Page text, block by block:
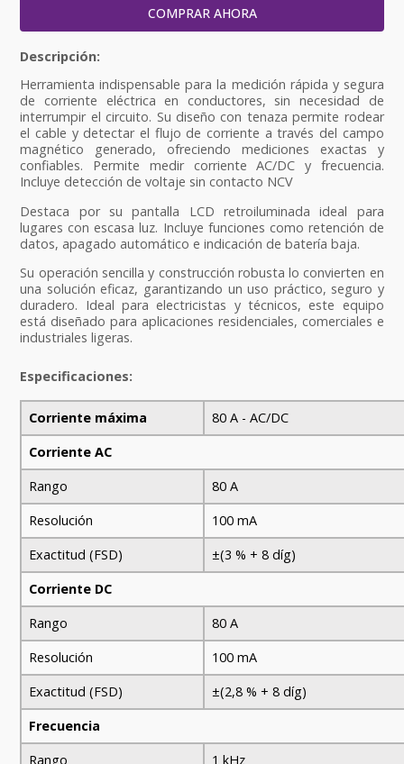
COMPRAR AHORA
Herramienta indispensable para la medición rápida y segura
de corriente eléctrica en conductores, sin necesidad de
interrumpir el circuito. Su diseño con tenaza permite rodear
el cable y detectar el flujo de corriente a través del campo
magnético generado, ofreciendo mediciones exactas y
confiables. Permite medir corriente AC/DC y frecuencia.
Incluye detección de voltaje sin contacto NCV
Destaca por su pantalla LCD retroiluminada ideal para
lugares con escasa luz. Incluye funciones como retención de
datos, apagado automático e indicación de batería baja.
Su operación sencilla y construcción robusta lo convierten en
una solución eficaz, garantizando un uso práctico, seguro y
duradero. Ideal para electricistas y técnicos, este equipo
está diseñado para aplicaciones residenciales, comerciales e
industriales ligeras.
Especificaciones:
Corriente máxima
80 A - AC/DC
Corriente AC
Rango
80 A
Resolución
100 mA
Exactitud (FSD)
±(3 % + 8 díg)
Corriente DC
Rango
80 A
Resolución
100 mA
Exactitud (FSD)
±(2,8 % + 8 díg)
Frecuencia
Rango
1 kHz